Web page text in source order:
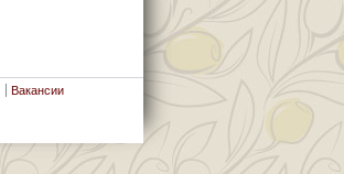
Черный... Бордовый...
Вакансии